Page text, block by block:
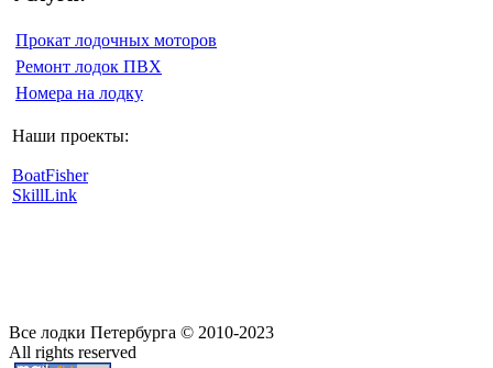
Прокат лодочных моторов
Ремонт лодок ПВХ
Номера на лодку
Наши проекты:
BoatFisher
SkillLink
Все лодки Петербурга © 2010-2023
All rights reserved